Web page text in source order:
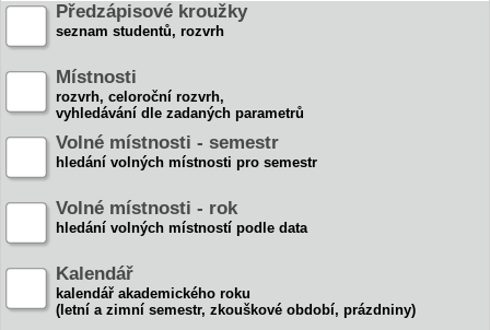
Předzápisové kroužky
seznam studentů, rozvrh
Místnosti
rozvrh, celoroční rozvrh,
vyhledávání dle zadaných parametrů
Volné místnosti - semestr
hledání volných místnosti pro semestr
Volné místnosti - rok
hledání volných místností podle data
Kalendář
kalendář akademického roku
(letní a zimní semestr, zkouškové období, prázdniny)